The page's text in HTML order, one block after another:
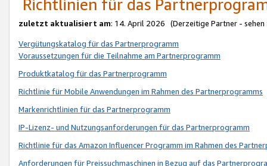
Richtlinien für das
zuletzt aktualisiert am: 14. April 2026 (Derzeitige Partner - sehen
Vergütungskatalog für das Partnerprogramm
Voraussetzungen für die Teilnahme am Partnerprogramm
Produktkatalog für das Partnerprogramm
Richtlinie für Mobile Anwendungen im Rahmen des Partnerprogramms
Markenrichtlinien für das Partnerprogramm
IP-Lizenz- und Nutzungsanforderungen für das Partnerprogramm
Richtlinie für das Amazon Influencer Programm im Rahmen des
Anforderungen für Preissuchmaschinen in Bezug auf das